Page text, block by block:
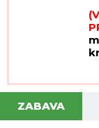
ZABAVA